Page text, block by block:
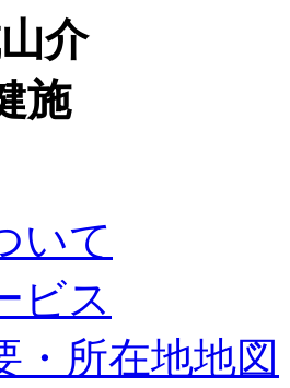
いて
ビス
・所在地地図